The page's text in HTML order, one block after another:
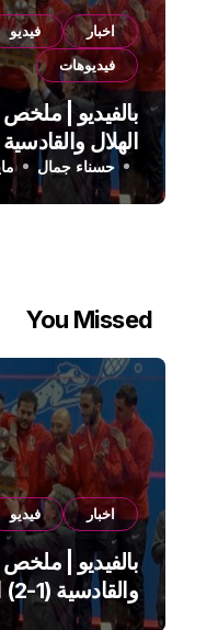
اخبار
فيديو
فيديوهات
بالفيديو | ملخص
الدوري
حسناء جمال مايو
You Missed
اخبار فيديو
بالفيديو | ملخص
السعودي